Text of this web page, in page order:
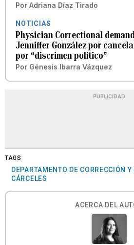
Por Adriana Díaz Tirado
NOTICIAS
Physician Correctional
Jenniffer González por
por “discrimen político”
Por Génesis Ibarra Vázquez
PUBLICIDAD
TAGS
DEPARTAMENTO DE CORRECCIÓN
CÁRCELES
ACERCA DEL